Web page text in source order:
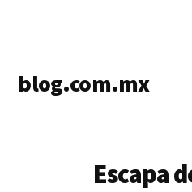
blog.com.mx
Escapa